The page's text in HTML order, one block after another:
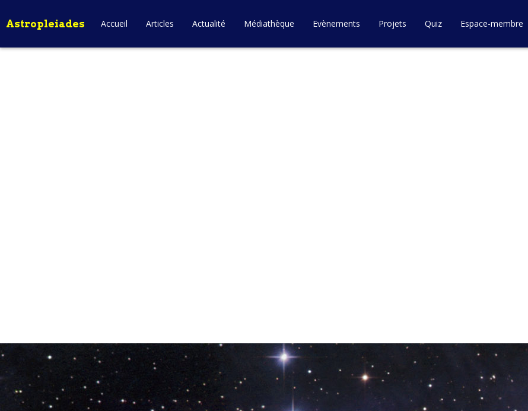
Astropleiades Accueil Articles Actualité Médiathèque Evènements Projets Quiz Espace-membre